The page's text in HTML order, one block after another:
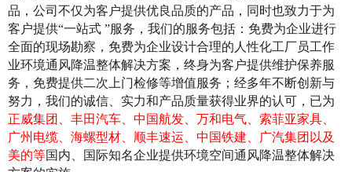
品，公司不仅为客户提供优良品质的产品，同时也致力于为
客户提供“一站式 ”服务，我们的服务包括：免费为企业进行
全面的现场勘察，免费为企业设计合理的人性化工厂员工作
业环境通风降温整体解决方案，终身为客户提供维护保养服
务，免费提供二次上门检修等增值服务；经多年不断创新与
努力，我们的诚信、实力和产品质量获得业界的认可，已为
正威集团、丰田汽车、中国航发、万和电气、索菲亚家具、
广州电缆、海螺型材、顺丰速运、中国铁建、广汽集团以及
美的等国内、国际知名企业提供环境空间通风降温整体解决